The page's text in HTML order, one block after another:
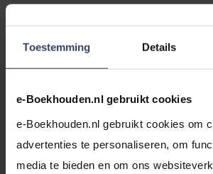
Toestemming Details
e-Boekhouden.nl gebruikt cookies
e-Boekhouden.nl gebruikt cookies om
advertenties te personaliseren, om
media te bieden en om ons
Nederlandse btw.
Je klant heeft wel een btw-
voordat je gaat factureren): 0%
ICP-aangifte.
Je levert diensten:
Je klant heeft geen btw-
Nederlandse btw, je neemt dit
Nederlandse btw-aangifte.